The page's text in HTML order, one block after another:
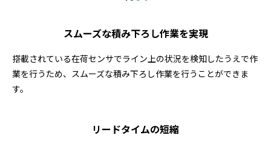
スムーズな積み下ろし作業を実現
搭載されている在荷センサでライン上の状況を検知したうえで作
業を行うため、スムーズな積み下ろし作業を行うことができま
す。
リードタイムの短縮